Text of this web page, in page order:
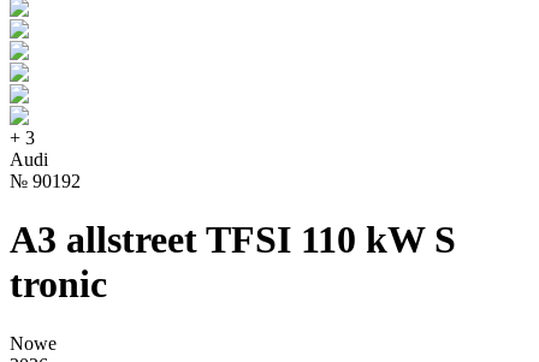
+ 3
Audi
№ 90192
A3 allstreet TFSI 110 kW S
tronic
Nowe